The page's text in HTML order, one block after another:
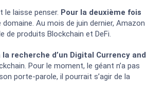
laisse penser. Pour la deuxième fois
Au mois de juin dernier, Amazon
de produits Blockchain et DeFi.
la recherche d’un Digital Currency and
Pour le moment, le géant n’a pas
porte-parole, il pourrait s’agir de la